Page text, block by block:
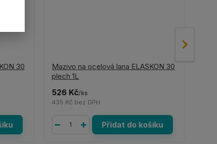
30
Mazivo na ocelová lana ELASKON 30
plech 1L
526 Kč/ks
435 Kč bez DPH
Přidat do košíku